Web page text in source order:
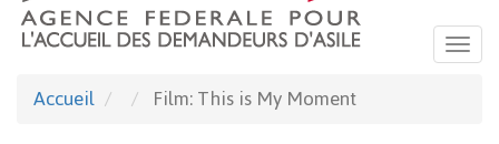
Accueil Film: This is My Moment